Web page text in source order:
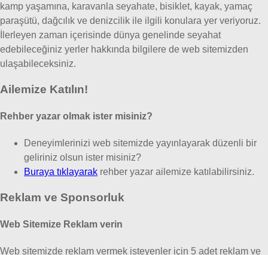
kamp yaşamına, karavanla seyahate, bisiklet, kayak, yamaç
paraşütü, dağcılık ve denizcilik ile ilgili konulara yer veriyoruz.
İlerleyen zaman içerisinde dünya genelinde seyahat
edebileceğiniz yerler hakkında bilgilere de web sitemizden
ulaşabileceksiniz.
Ailemize Katılın!
Rehber yazar olmak ister misiniz?
Deneyimlerinizi web sitemizde yayınlayarak düzenli bir
geliriniz olsun ister misiniz?
Buraya tıklayarak rehber yazar ailemize katılabilirsiniz.
Reklam ve Sponsorluk
Web Sitemize Reklam verin
Web sitemizde reklam vermek isteyenler için 5 adet reklam ve